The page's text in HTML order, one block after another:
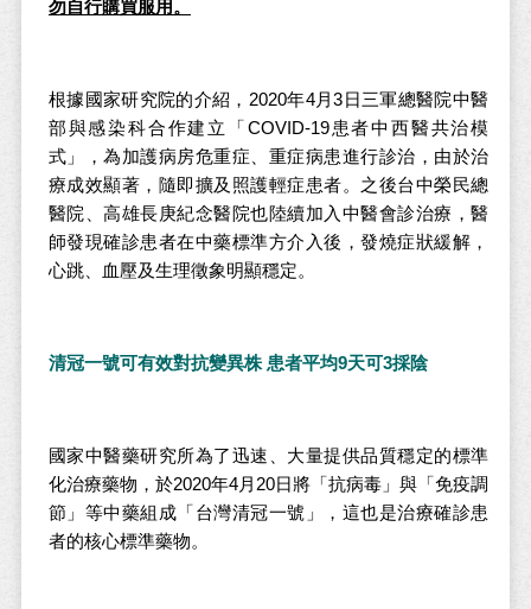
勿自行購買服用。
根據國家研究院的介紹，2020年4月3日三軍總醫院中醫
部與感染科合作建立「COVID-19患者中西醫共治模
式」，為加護病房危重症、重症病患進行診治，由於治
療成效顯著，隨即擴及照護輕症患者。之後台中榮民總
醫院、高雄長庚紀念醫院也陸續加入中醫會診治療，醫
師發現確診患者在中藥標準方介入後，發燒症狀緩解，
心跳、血壓及生理徵象明顯穩定。
清冠一號可有效對抗變異株 患者平均9天可3採陰
國家中醫藥研究所為了迅速、大量提供品質穩定的標準
化治療藥物，於2020年4月20日將「抗病毒」與「免疫調
節」等中藥組成「台灣清冠一號」，這也是治療確診患
者的核心標準藥物。